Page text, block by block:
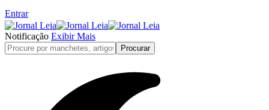
Entrar
Notificação Exibir Mais